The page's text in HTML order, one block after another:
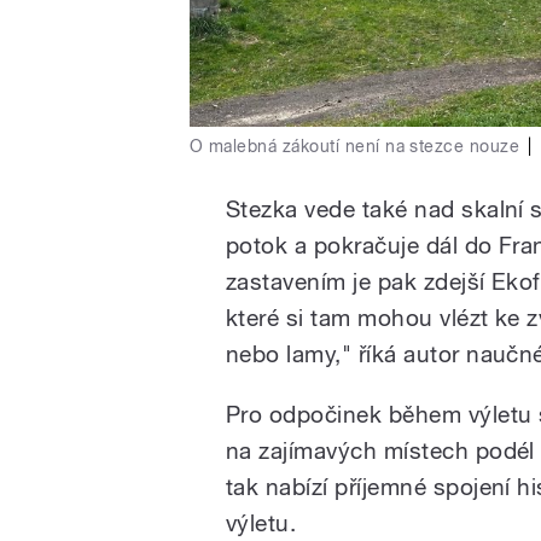
O malebná zákoutí není na stezce nouze
Stezka vede také nad skalní
potok a pokračuje dál do
zastavením je pak zdejší
které si tam mohou vlézt ke
nebo lamy," říká autor
Pro odpočinek během
na zajímavých místech
tak nabízí příjemné spojení
výletu.